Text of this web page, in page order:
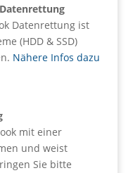
Datenrettung ist
(HDD & SSD)
Nähere Infos dazu
mit einer
und weist
Sie bitte